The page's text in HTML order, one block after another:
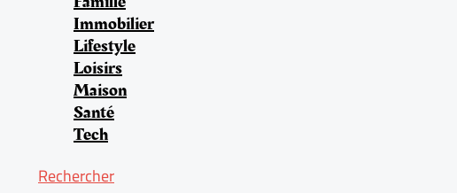
Immobilier
Lifestyle
Loisirs
Maison
Santé
Tech
Rechercher